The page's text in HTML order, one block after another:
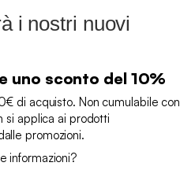
i nostri nuovi
uno sconto del 10%
di acquisto. Non cumulabile con
si applica ai prodotti
promozioni.
informazioni?